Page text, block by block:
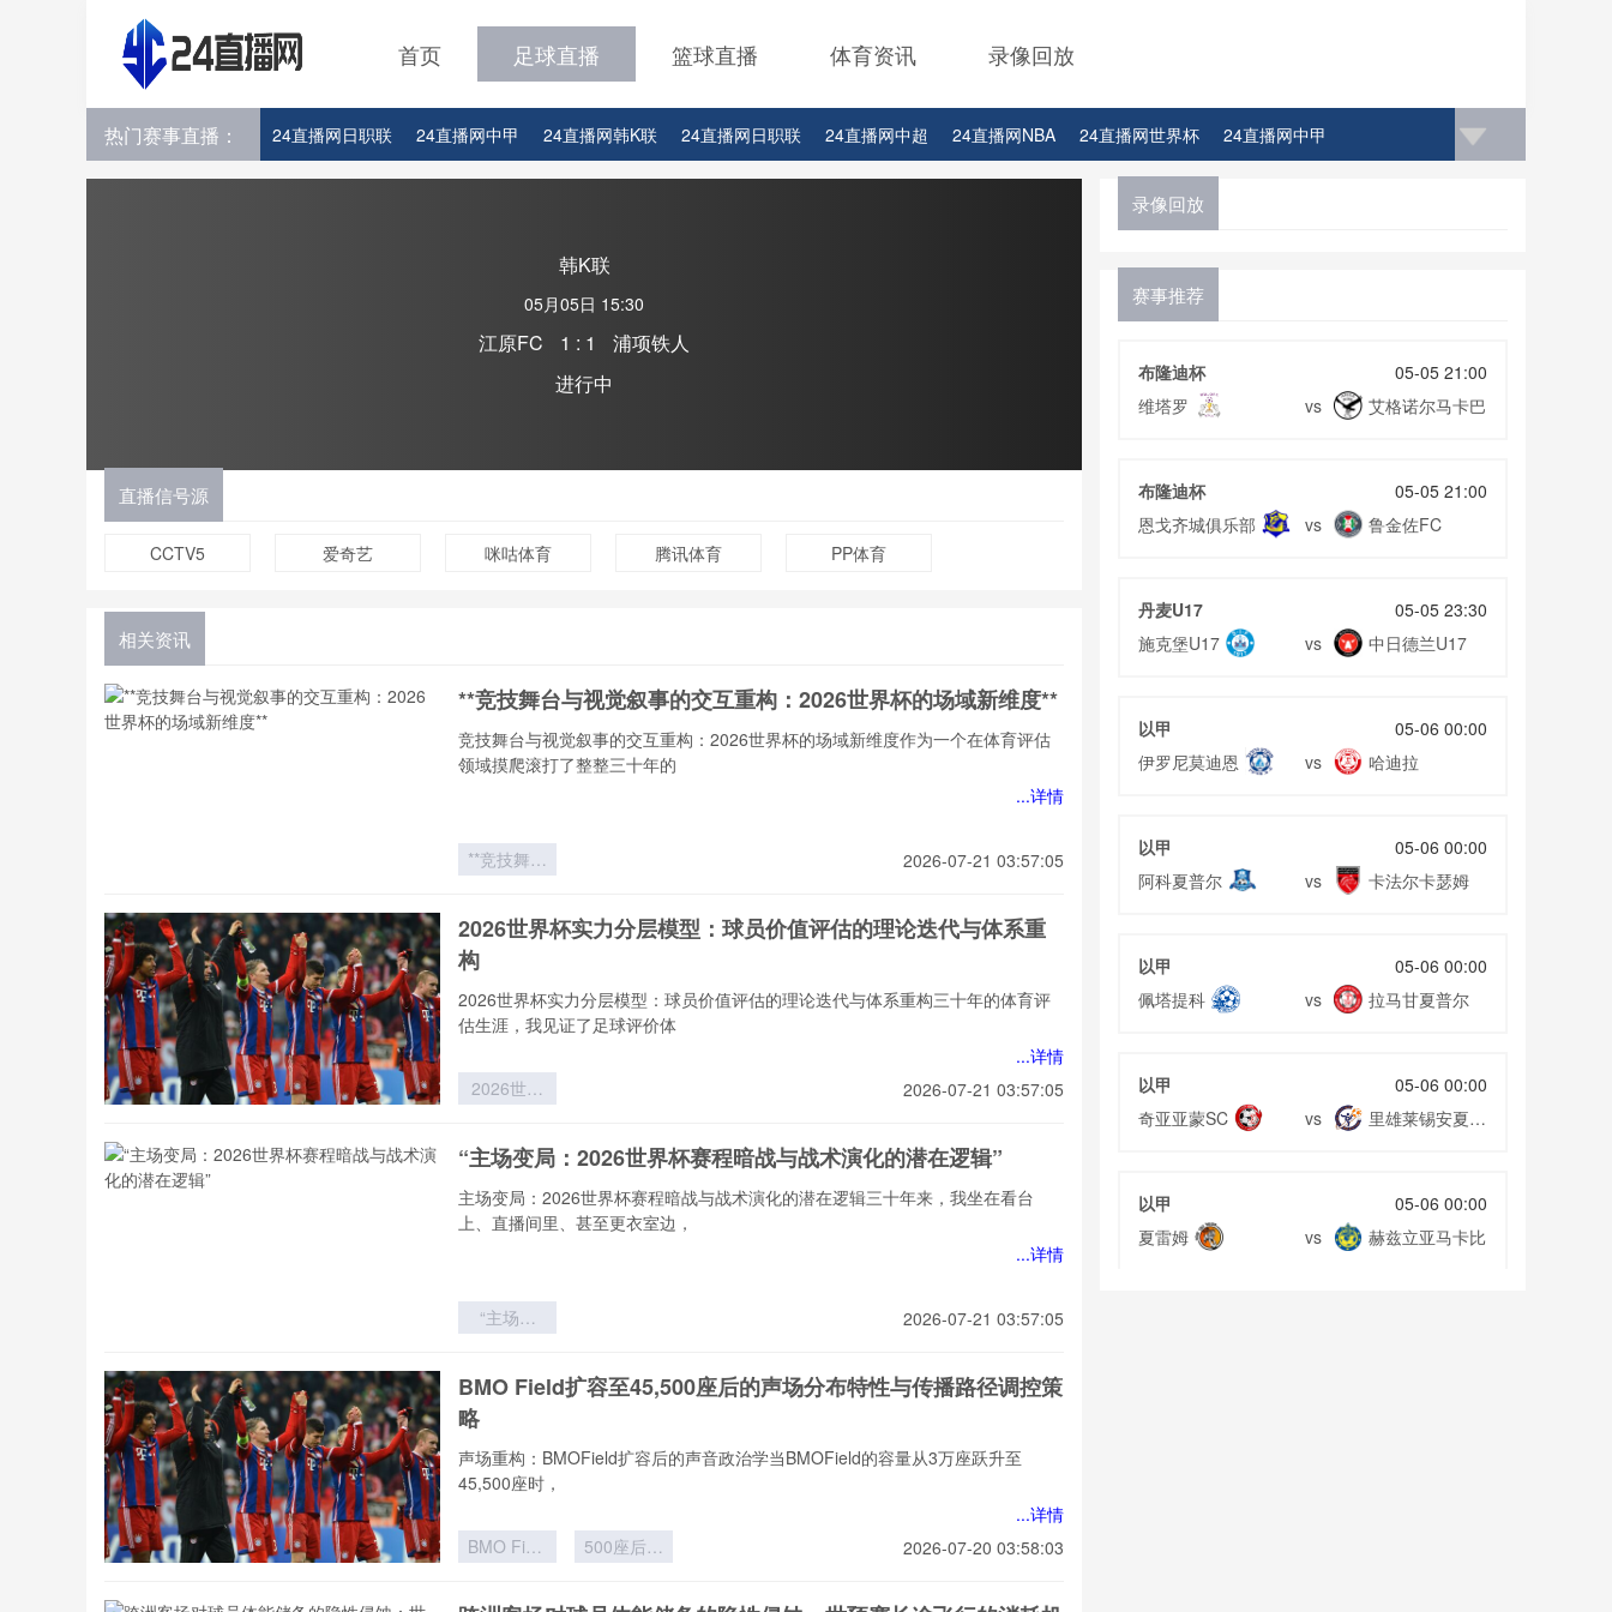
首页 足球直播 篮球直播 体育资讯 录像回放
热门赛事直播： 24直播网日职联 24直播网中甲 24直播网韩K联 24直播网日职联 24直播网中超 24直播网NBA 24直播网世界杯 24直播网中甲
韩K联
05月05日 15:30
江原FC 1 : 1
浦项铁人
进行中
直播信号源
CCTV5 爱奇艺 咪咕体育 腾讯体育 PP体育
相关资讯
**竞技舞台与视觉叙事的交互重构：2026世界杯的场域新维度**
竞技舞台与视觉叙事的交互重构：2026世界杯的场域新维度作为一个在体育评估
领域摸爬滚打了整整三十年的
...详情
**竞技舞台
构：2026
世界杯的场
2026-07-21 03:57:05
2026世界杯实力分层模型：球员价值评估的理论迭代与体系重
构
2026世界杯实力分层模型：球员价值评估的理论迭代与体系重构三十年的体育评
估生涯，我见证了足球评价体
...详情
2026世界
价值评估的
理论迭代与
体系重构
2026-07-21 03:57:05
“主场变局：2026世界杯赛程暗战与战术演化的潜在逻辑”
主场变局：2026世界杯赛程暗战与战术演化的潜在逻辑三十年来，我坐在看台
上、直播间里、甚至更衣室边，
...详情
“主场变
暗战与战术
演化的潜在
2026-07-21 03:57:05
BMO Field扩容至45,500座后的声场分布特性与传播路径调控策
略
声场重构：BMOField扩容后的声音政治学当BMOField的容量从3万座跃升至
45,500座时，
...详情
BMO Field
扩容至45
500座后的
2026-07-20 03:58:03
录像回放
赛事推荐
布隆迪杯
05-05 21:00
维塔罗
vs 艾格诺尔马卡巴
布隆迪杯
05-05 21:00
恩戈齐城俱乐部
vs 鲁金佐FC
丹麦U17
05-05 23:30
施克堡U17
vs 中日德兰U17
以甲
05-06 00:00
伊罗尼莫迪恩
vs 哈迪拉
以甲
05-06 00:00
阿科夏普尔
vs 卡法尔卡瑟姆
以甲
05-06 00:00
佩塔提科
vs 拉马甘夏普尔
以甲
05-06 00:00
奇亚亚蒙SC
vs
里雄莱锡安夏普
以甲
05-06 00:00
夏雷姆
vs 赫兹立亚马卡比